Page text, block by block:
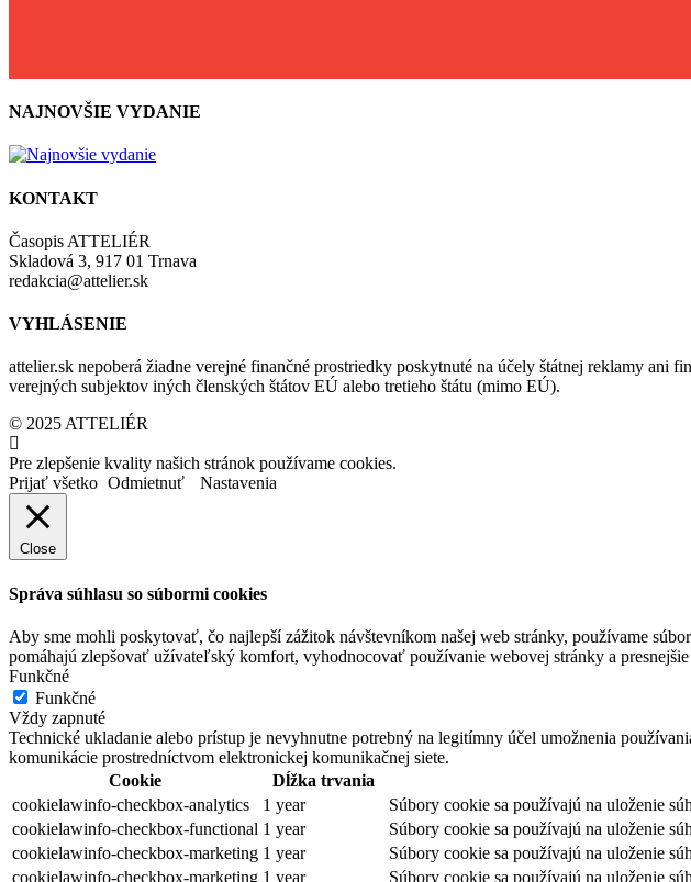
NAJNOVŠIE VYDANIE
KONTAKT
Časopis ATTELIÉR
Skladová 3, 917 01 Trnava
redakcia@attelier.sk
VYHLÁSENIE
attelier.sk nepoberá žiadne verejné finančné prostriedky poskytnuté na účely štátnej reklamy
verejných subjektov iných členských štátov EÚ alebo tretieho štátu (mimo EÚ).
© 2025 ATTELIÉR
Pre zlepšenie kvality našich stránok používame cookies.
Prijať všetko Odmietnuť Nastavenia
Close
Správa súhlasu so súbormi cookies
Aby sme mohli poskytovať, čo najlepší zážitok návštevníkom našej web stránky, používame
pomáhajú zlepšovať užívateľský komfort, vyhodnocovať používanie webovej stránky a
Funkčné
Funkčné
Vždy zapnuté
Technické ukladanie alebo prístup je nevyhnutne potrebný na legitímny účel umožnenia
komunikácie prostredníctvom elektronickej komunikačnej siete.
Cookie
Dĺžka trvania
cookielawinfo-checkbox-analytics
1 year
Súbory cookie sa používajú na uloženie
cookielawinfo-checkbox-functional 1 year
Súbory cookie sa používajú na uloženie
cookielawinfo-checkbox-marketing 1 year
Súbory cookie sa používajú na uloženie
cookielawinfo-checkbox-marketing 1 year Súbory cookie sa používajú na uloženie